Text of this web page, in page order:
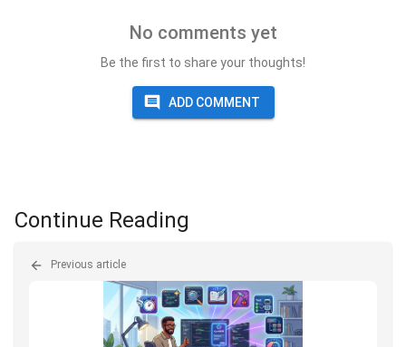
No comments yet
Be the first to share your thoughts!
ADD COMMENT
Continue Reading
Previous article